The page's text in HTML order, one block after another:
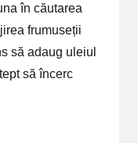
în căutarea
frumuseții
să adaug uleiul
să încerc